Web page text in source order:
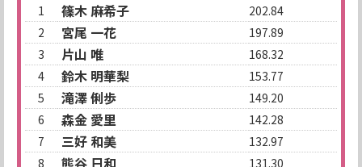
1
篠木 麻希子
202.84
2
宮尾 一花
197.89
3
片山 唯
168.32
4
鈴木 明華梨
153.77
5
滝澤 俐歩
149.20
6
森金 愛里
142.28
7
三好 和美
132.97
8
熊谷 日和
131.30